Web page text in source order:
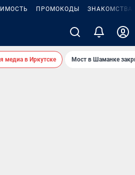
ПРОМОКОДЫ ЗНАКОМСТВА
медиа в Иркутске Мост в Шаманке